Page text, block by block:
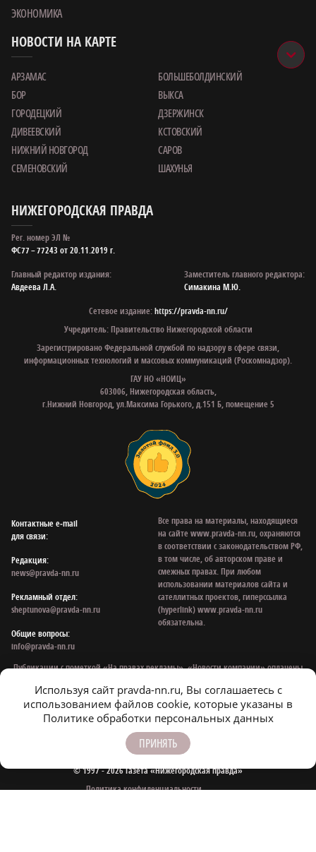
ЭКОНОМИКА
НОВОСТИ НА КАРТЕ
АРЗАМАС
БОЛЬШЕБОЛДИНСКИЙ
БОР
ВЫКСА
ГОРОДЕЦКИЙ
ДЗЕРЖИНСК
ДИВЕЕВСКИЙ
КСТОВСКИЙ
НИЖНИЙ НОВГОРОД
САРОВ
СЕМЕНОВСКИЙ
ШАХУНЬЯ
НИЖЕГОРОДСКАЯ ПРАВДА
Рег. номер ЭЛ №
ФС77 – 77243 от 20.11.2019 г.
Главный редактор издания:
Авдеева Л.А.
Заместитель главного редактора:
Симакина М.Ю.
Сетевое издание:https://pravda-nn.ru/
Учредитель: Правительство Нижегородской области
Зарегистрировано Федеральной службой по надзору в сфере связи,
информационных технологий и массовых коммуникаций (Роскомнадзор).
ГАУ НО «НОИЦ»
603006, Нижегородская область,
г.Нижний Новгород, ул.Максима Горького, д.151 Б, помещение 5
Контактные e‑mail
для связи:
Редакция:
news@pravda-nn.ru
Рекламный отдел:
sheptunova@pravda-nn.ru
Общие вопросы:
info@pravda-nn.ru
Все права на материалы, находящиеся
на сайте www.pravda-nn.ru, охраняются
в соответствии с законодательством РФ,
в том числе, об авторском праве и
смежных правах. При любом
использовании материалов сайта и
сателлитных проектов, гиперссылка
(hyperlink) www.pravda-nn.ru
обязательна.
Публикации с пометкой «На правах рекламы», «Новости компании» оплачены
информации, содержащейся в рекламных объявлениях.
На информационном ресурсе применяются рекомендательные технологии:
mirtesen,smi2.
© 1997 - 2026 Газета «Нижегородская правда»
Политика конфиденциальности
Используя сайт pravda-nn.ru, Вы соглашаетесь с
использованием файлов cookie, которые указаны в
Политике обработки персональных данных
ПРИНЯТЬ